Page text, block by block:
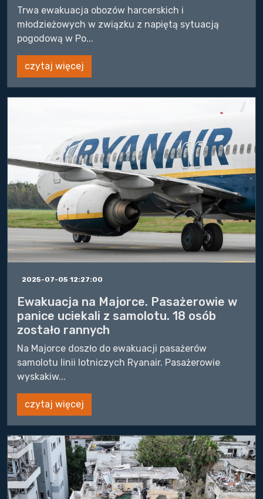
Trwa ewakuacja obozów harcerskich i
młodzieżowych w związku z napiętą sytuacją
pogodową w Po...
czytaj więcej
2025-07-05 12:27:00
Ewakuacja na Majorce. Pasażerowie w
panice uciekali z samolotu. 18 osób
zostało rannych
Na Majorce doszło do ewakuacji pasażerów
samolotu linii lotniczych Ryanair. Pasażerowie
wyskakiw...
czytaj więcej